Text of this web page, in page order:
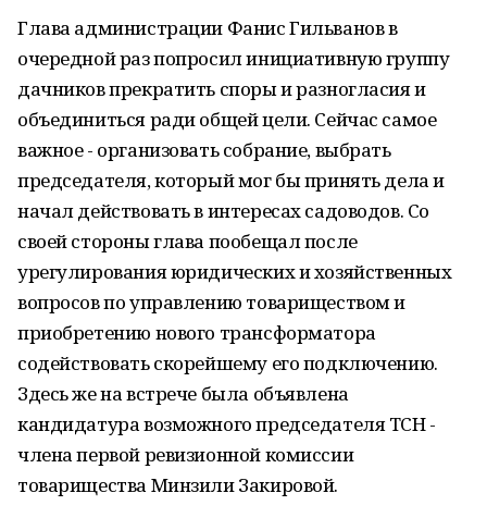
Глава администрации Фанис Гильванов в
очередной раз попросил инициативную группу
дачников прекратить споры и разногласия и
объединиться ради общей цели. Сейчас самое
важное - организовать собрание, выбрать
председателя, который мог бы принять дела и
начал действовать в интересах садоводов. Со
своей стороны глава пообещал после
урегулирования юридических и хозяйственных
вопросов по управлению товариществом и
приобретению нового трансформатора
содействовать скорейшему его подключению.
Здесь же на встрече была объявлена
кандидатура возможного председателя ТСН -
члена первой ревизионной комиссии
товарищества Минзили Закировой.